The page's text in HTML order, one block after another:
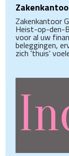
Zakenkantoor
Heist-op-den-
voor al uw
beleggingen,
zich 'thuis'